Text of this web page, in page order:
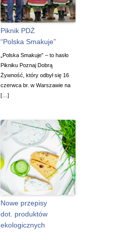
Piknik PDŻ
“Polska Smakuje”
„Polska Smakuje” – to hasło
Pikniku Poznaj Dobrą
Żywność, który odbył się 16
czerwca br. w Warszawie na
[…]
Nowe przepisy
dot. produktów
ekologicznych